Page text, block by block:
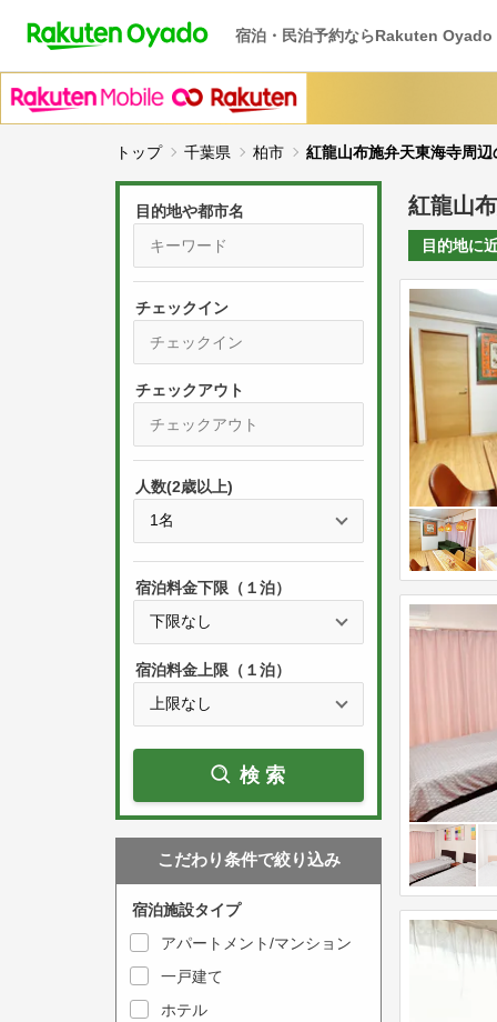
宿泊・民泊予約ならRakuten Oyado
トップ 千葉県 柏市 紅龍山布施弁天東海寺周
目的地や都市名
チェックイン
r
s
s
e
w
a
r
w
e
t
o
P
r
s
t
e
w
a
r
w
k
人数(2歳以上)
宿泊料金下限（１泊）
宿泊料金上限（１泊）
検索
こだわり条件で絞り込み
宿泊施設タイプ
アパートメント/マンション
一戸建て
ホテル
紅龍山
目的地に